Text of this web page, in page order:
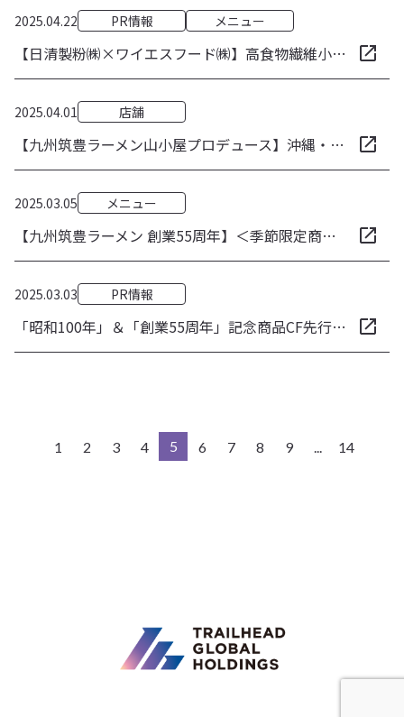
2025.04.22 PR情報 メニュー
【日清製粉㈱×ワイエスフード㈱】高食物繊維小麦粉「アミュリア」使用の極太麺を共同開発、既存品の約2倍の食物繊維で進化系麺が完成！人気の極太ワシワシ麺 『やまじろう』などお客様の健康意識してリニューアル
2025.04.01 店舗
【九州筑豊ラーメン山小屋プロデュース】沖縄・宮古島に初出店！『九州ラーメン 匠 produced by 九州筑豊ラーメン山小屋』4月5日グランドオープン！沖縄への出店も視野に物流ルートを確立
2025.03.05 メニュー
【九州筑豊ラーメン 創業55周年】＜季節限定商品 第一弾＞ 大好評の「ごま味噌ラーメン」シリーズを春季限定商品として販売決定！自家製の”肉みそ”をのせた『ごま味噌担々麺』が新登場でラインナップも充実！
2025.03.03 PR情報
「昭和100年」＆「創業55周年」記念商品CF先行販売200万円達成！店舗で最人気の『昭和（むかし）ラーメン』小売商品を自社ECで販売開始、さらに小売店販売でも全国展開を目指す
1 2 3 4 5 6 7 8 9 14